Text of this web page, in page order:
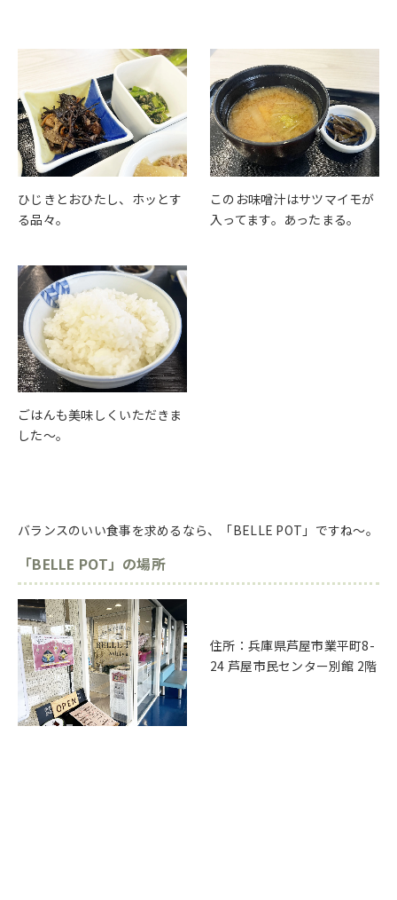
ひじきとおひたし、ホッとす
る品々。
このお味噌汁はサツマイモが
入ってます。あったまる。
ごはんも美味しくいただきま
した～。
バランスのいい食事を求めるなら、「BELLE POT」ですね～。
「BELLE POT」の場所
住所：兵庫県芦屋市業平町8-
24 芦屋市民センター別館 2階